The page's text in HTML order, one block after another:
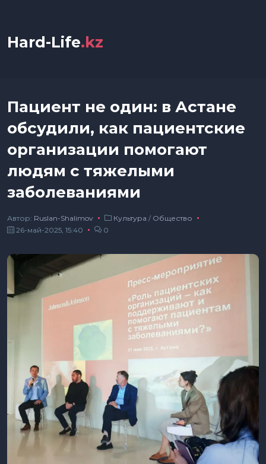
Hard-Life.kz
Пациент не один: в Астане
обсудили, как пациентские
организации помогают
людям с тяжелыми
заболеваниями
Автор: Ruslan-Shalimov Культура / Общество
26-май-2025, 15:40
0